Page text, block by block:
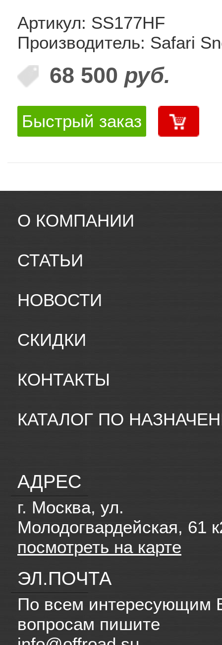
Артикул: SS177HF
Производитель: Safari
68 500 руб.
Быстрый заказ
О КОМПАНИИ
СТАТЬИ
НОВОСТИ
СКИДКИ
КОНТАКТЫ
КАТАЛОГ ПО
АДРЕС
г. Москва, ул.
Молодогвардейская, 61
посмотреть на карте
ЭЛ.ПОЧТА
По всем интересующим
вопросам пишите